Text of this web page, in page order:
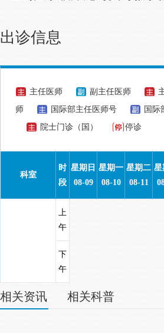
出诊信息
主任医师 副主任医师
师
国际部主任医师号
国际
院士门诊（国）
停诊
科室
时
段
星期日
08-09
星期一
08-10
星期二
08-11
星
上
午
下
午
相关资讯 相关科普